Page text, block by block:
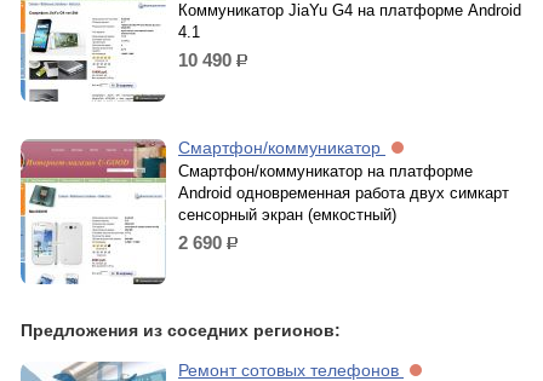
Коммуникатор JiaYu G4 на платформе Android
4.1
10 490 р.
Смартфон/коммуникатор
Смартфон/коммуникатор на платформе
Android одновременная работа двух симкарт
сенсорный экран (емкостный)
2 690 р.
Предложения из соседних регионов:
Ремонт сотовых телефонов